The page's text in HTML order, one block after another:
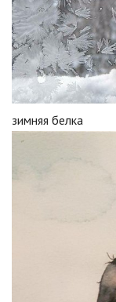
зимняя белка